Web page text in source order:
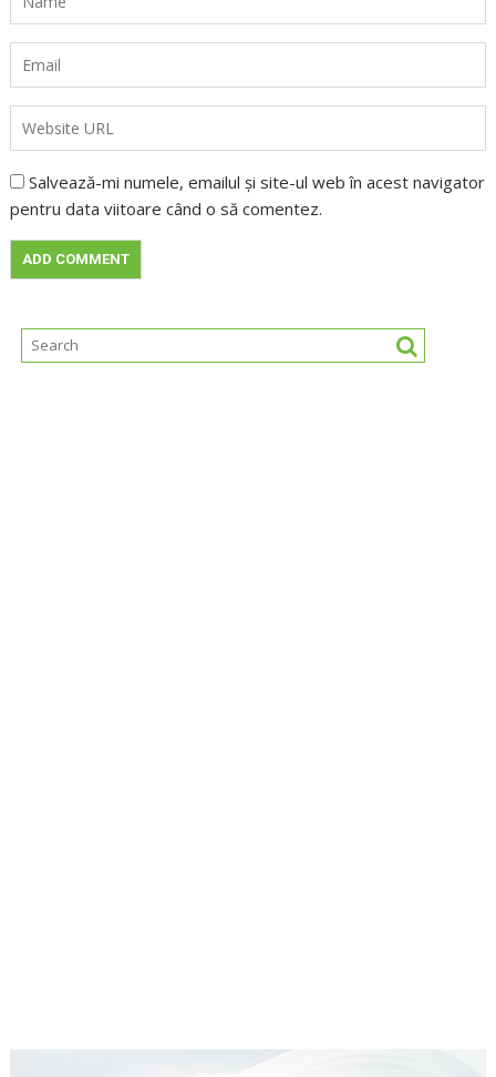
Salvează-mi numele, emailul și site-ul web în acest navigator
pentru data viitoare când o să comentez.